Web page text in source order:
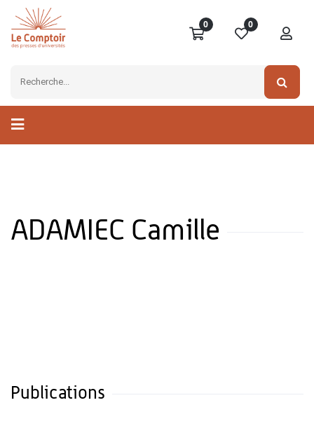
0 0
ADAMIEC Camille
Publications